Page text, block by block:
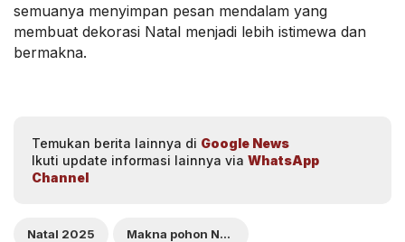
semuanya menyimpan pesan mendalam yang
membuat dekorasi Natal menjadi lebih istimewa dan
bermakna.
Temukan berita lainnya di Google News
Ikuti update informasi lainnya via WhatsApp
Channel
Natal 2025 Makna pohon Natal